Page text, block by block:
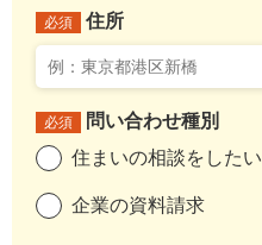
必須 住所
必須
問い合わせ種別
住まいの相談をしたい
企業の資料請求